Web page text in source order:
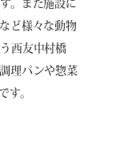
。また施設に
ど様々な動物
西友中村橋
理パンや惣菜
す。